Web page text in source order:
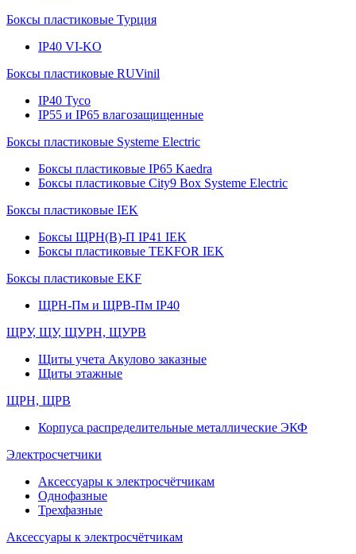
Боксы пластиковые Турция
IP40 VI-KO
Боксы пластиковые RUVinil
IP40 Тусо
IP55 и IP65 влагозащищенные
Боксы пластиковые Systeme Electric
Боксы пластиковые IP65 Kaedra
Боксы пластиковые City9 Box Systeme Electric
Боксы пластиковые IEK
Боксы ЩРН(В)-П IP41 IEK
Боксы пластиковые TEKFOR IEK
Боксы пластиковые EKF
ЩРН-Пм и ЩРВ-Пм IP40
ЩРУ, ЩУ, ЩУРН, ЩУРВ
Щиты учета Акулово заказные
Щиты этажные
ЩРН, ЩРВ
Корпуса распределительные металлические ЭКФ
Электросчетчики
Аксессуары к электросчётчикам
Однофазные
Трехфазные
Аксессуары к электросчётчикам